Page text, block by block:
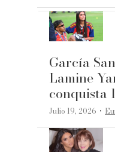
García
Lamine
conquista
Julio 19, 2026 ·